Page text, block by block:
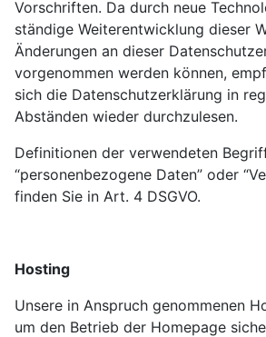
Vorschriften. Da durch neue
ständige Weiterentwicklung dieser
Änderungen an dieser
vorgenommen werden können,
sich die Datenschutzerklärung in
Abständen wieder durchzulesen.
Definitionen der verwendeten
“personenbezogene Daten” oder
finden Sie in Art. 4 DSGVO.
Hosting
Unsere in Anspruch genommenen
um den Betrieb der Homepage